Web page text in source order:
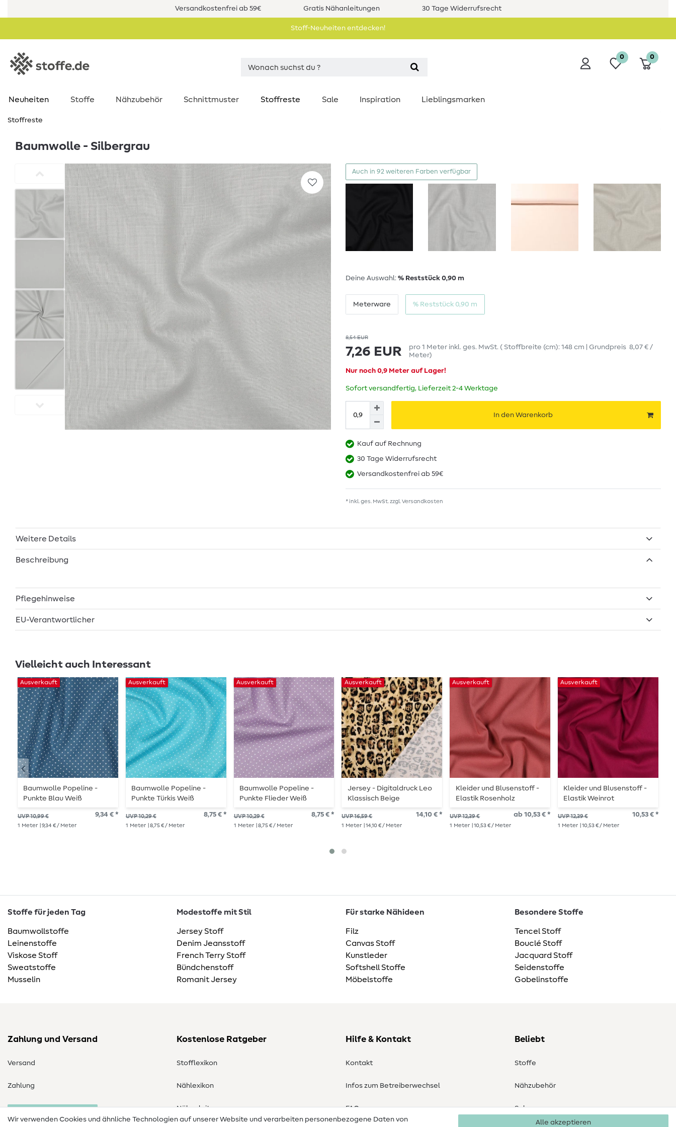
Versandkostenfrei ab 59€ Gratis Nähanleitungen 30 Tage Widerrufsrecht
Stoff-Neuheiten entdecken!
0 0
Neuheiten Stoffe Nähzubehör Schnittmuster Stoffreste Sale Inspiration Lieblingsmarken
Stoffreste
Baumwolle - Silbergrau
Auch in 92 weiteren Farben verfügbar
Deine Auswahl: % Reststück 0,90 m
Meterware % Reststück 0,90 m
8,54 EUR
7,26 EUR pro 1 Meter inkl. ges. MwSt. ( Stoffbreite (cm): 148 cm | Grundpreis 8,07 € /
Meter)
Nur noch 0,9 Meter auf Lager!
Sofort versandfertig, Lieferzeit 2-4 Werktage
In den Warenkorb
Kauf auf Rechnung
30 Tage Widerrufsrecht
Versandkostenfrei ab 59€
* inkl. ges. MwSt. zzgl.Versandkosten
Weitere Details
Beschreibung
Pflegehinweise
EU-Verantwortlicher
Vielleicht auch Interessant
Ausverkauft
Baumwolle Popeline -
Punkte Blau Weiß
UVP 10,99 € 9,34 € *
1 Meter | 9,34 € / Meter
Ausverkauft
Baumwolle Popeline -
Punkte Türkis Weiß
UVP 10,29 € 8,75 € *
1 Meter | 8,75 € / Meter
Ausverkauft
Baumwolle Popeline -
Punkte Flieder Weiß
UVP 10,29 € 8,75 € *
1 Meter | 8,75 € / Meter
Ausverkauft
Jersey - Digitaldruck Leo
Klassisch Beige
UVP 16,59 € 14,10 € *
1 Meter | 14,10 € / Meter
Ausverkauft
Kleider und Blusenstoff -
Elastik Rosenholz
UVP 12,39 € ab 10,53 € *
1 Meter | 10,53 € / Meter
Ausverkauft
Kleider und Blusenstoff -
Elastik Weinrot
UVP 12,39 € 10,53 € *
1 Meter | 10,53 € / Meter
Stoffe für jeden Tag
Baumwollstoffe
Leinenstoffe
Viskose Stoff
Sweatstoffe
Musselin
Modestoffe mit Stil
Jersey Stoff
Denim Jeansstoff
French Terry Stoff
Bündchenstoff
Romanit Jersey
Für starke Nähideen
Filz
Canvas Stoff
Kunstleder
Softshell Stoffe
Möbelstoffe
Besondere Stoffe
Tencel Stoff
Bouclé Stoff
Jacquard Stoff
Seidenstoffe
Gobelinstoffe
Zahlung und Versand
Versand
Zahlung
Kostenlose Ratgeber
Stofflexikon
Nählexikon
Nähanleitungen
Hilfe & Kontakt
Kontakt
Infos zum Betreiberwechsel
FAQ
Beliebt
Stoffe
Nähzubehör
Sale
Wir verwenden Cookies und ähnliche Technologien auf unserer Website und verarbeiten personenbezogene Daten von
Alle akzeptieren